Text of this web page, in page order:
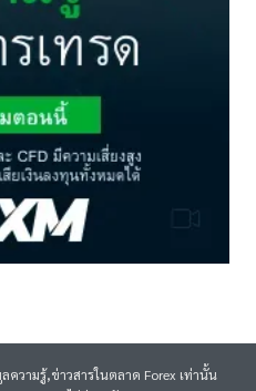
ความรู้,ข่าวสารในตลาด Forex เท่านั้น